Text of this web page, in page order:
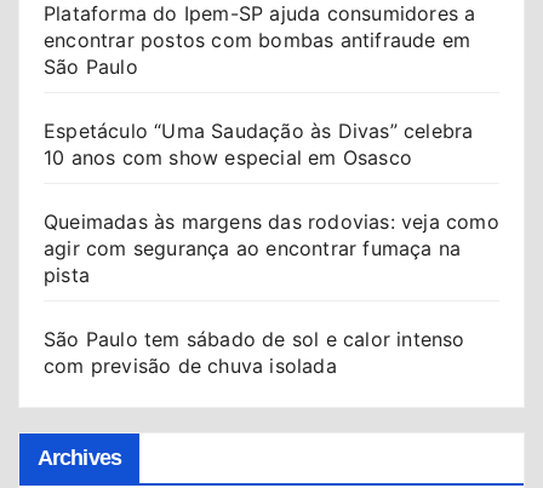
Plataforma do Ipem-SP ajuda consumidores a
encontrar postos com bombas antifraude em
São Paulo
Espetáculo “Uma Saudação às Divas” celebra
10 anos com show especial em Osasco
Queimadas às margens das rodovias: veja como
agir com segurança ao encontrar fumaça na
pista
São Paulo tem sábado de sol e calor intenso
com previsão de chuva isolada
Archives